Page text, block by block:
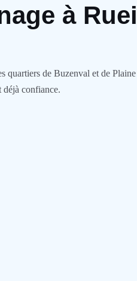
à
de Buzenval et de
confiance.